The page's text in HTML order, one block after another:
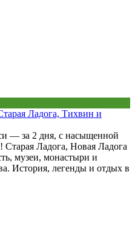
Ладога, Тихвин и
— за 2 дня, с насыщенной
Ладога, Новая Ладога
музеи, монастыри и
История, легенды и отдых в